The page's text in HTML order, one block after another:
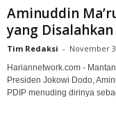
Aminuddin
yang Disalahkan
Tim Redaksi - November
Hariannetwork.com -
Presiden Jokowi Dodo,
PDIP menuding dirinya